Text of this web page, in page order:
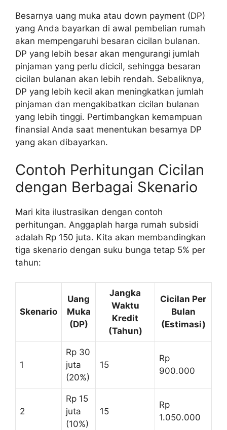
Besarnya uang muka atau down payment (DP)
yang Anda bayarkan di awal pembelian rumah
akan mempengaruhi besaran cicilan bulanan.
DP yang lebih besar akan mengurangi jumlah
pinjaman yang perlu dicicil, sehingga besaran
cicilan bulanan akan lebih rendah. Sebaliknya,
DP yang lebih kecil akan meningkatkan jumlah
pinjaman dan mengakibatkan cicilan bulanan
yang lebih tinggi. Pertimbangkan kemampuan
finansial Anda saat menentukan besarnya DP
yang akan dibayarkan.
Contoh Perhitungan Cicilan
dengan Berbagai Skenario
Mari kita ilustrasikan dengan contoh
perhitungan. Anggaplah harga rumah subsidi
adalah Rp 150 juta. Kita akan membandingkan
tiga skenario dengan suku bunga tetap 5% per
tahun:
Skenario
Uang
Muka
(DP)
Jangka
Waktu
Kredit
(Tahun)
Cicilan Per
Bulan
(Estimasi)
1
Rp 30
juta
(20%)
15
Rp
900.000
2
Rp 15
juta
(10%)
15
Rp
1.050.000